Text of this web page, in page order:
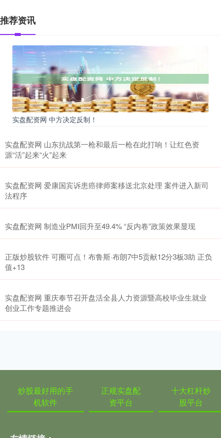
推荐资讯
实盘配资网 中方决定反制！
实盘配资网 山东抗战第一枪和最后一枪在此打响！让红色资
源“活”起来“火”起来
实盘配资网 爱康国宾诉患癌律师案移送北京处理 案件进入新司
法程序
实盘配资网 制造业PMI回升至49.4% “反内卷”政策效果显现
正版炒股软件 可圈可点！布鲁斯·布朗7中5贡献12分3板3助 正负
值+13
实盘配资网 重庆奉节召开盘活全县人力资源暨高校毕业生就业
创业工作专题推进会
炒股最好用的手
机软件
正规实盘配
资平台
十大杠杆炒
股平台